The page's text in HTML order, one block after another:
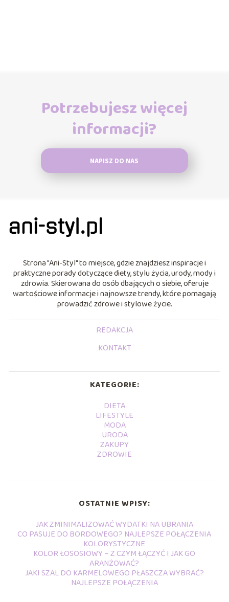
Potrzebujesz więcej
informacji?
NAPISZ DO NAS
Strona "Ani-Styl" to miejsce, gdzie znajdziesz inspiracje i
praktyczne porady dotyczące diety, stylu życia, urody, mody i
zdrowia. Skierowana do osób dbających o siebie, oferuje
wartościowe informacje i najnowsze trendy, które pomagają
prowadzić zdrowe i stylowe życie.
REDAKCJA
KONTAKT
KATEGORIE:
DIETA
LIFESTYLE
MODA
URODA
ZAKUPY
ZDROWIE
OSTATNIE WPISY:
JAK ZMINIMALIZOWAĆ WYDATKI NA UBRANIA
CO PASUJE DO BORDOWEGO? NAJLEPSZE POŁĄCZENIA
KOLORYSTYCZNE
KOLOR ŁOSOSIOWY – Z CZYM ŁĄCZYĆ I JAK GO
ARANŻOWAĆ?
JAKI SZAL DO KARMELOWEGO PŁASZCZA WYBRAĆ?
NAJLEPSZE POŁĄCZENIA